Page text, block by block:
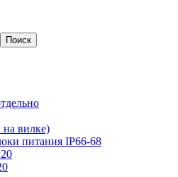
Поиск
вилке)
питания IP66-68